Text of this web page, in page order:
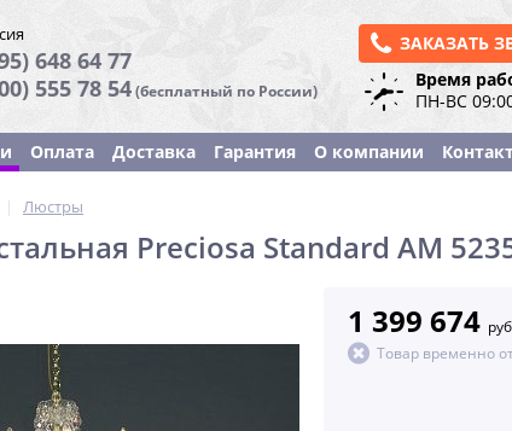
648 64 77
555 78 54(бесплатный по России)
ЗАКАЗАТЬ
Время
ПН-ВС
Оплата Доставка Гарантия О компании
| Люстры
Preciosa Standard AM
1 399 674
Товар временно